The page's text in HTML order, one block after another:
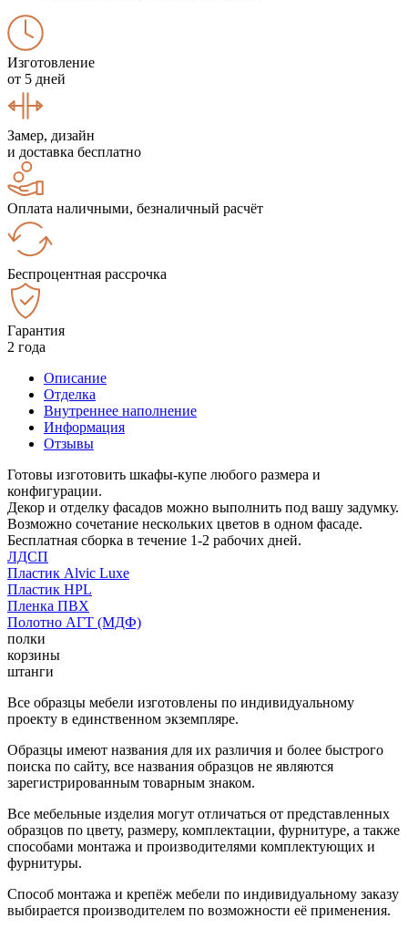
Изготовление
от 5 дней
Замер, дизайн
и доставка бесплатно
Оплата наличными, безналичный расчёт
Беспроцентная рассрочка
Гарантия
2 года
Описание
Отделка
Внутреннее наполнение
Информация
Отзывы
Готовы изготовить шкафы-купе любого размера и
конфигурации.
Декор и отделку фасадов можно выполнить под вашу задумку.
Возможно сочетание нескольких цветов в одном фасаде.
Бесплатная сборка в течение 1-2 рабочих дней.
ЛДСП
Пластик Alvic Luxe
Пластик HPL
Пленка ПВХ
Полотно АГТ (МДФ)
полки
корзины
штанги
Все образцы мебели изготовлены по индивидуальному
проекту в единственном экземпляре.
Образцы имеют названия для их различия и более быстрого
поиска по сайту, все названия образцов не являются
зарегистрированным товарным знаком.
Все мебельные изделия могут отличаться от представленных
образцов по цвету, размеру, комплектации, фурнитуре, а также
способами монтажа и производителями комплектующих и
фурнитуры.
Способ монтажа и крепёж мебели по индивидуальному заказу
выбирается производителем по возможности её применения.